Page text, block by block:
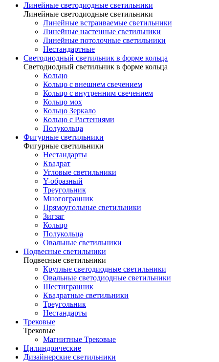
Линейные светодиодные светильники
Линейные светодиодные светильники
Линейные встраиваемые светильники
Линейные настенные светильники
Линейные потолочные светильники
Нестандартные
Светодиодный светильник в форме кольца
Светодиодный светильник в форме кольца
Кольцо
Кольцо с внешнем свечением
Кольцо с внутренним свечением
Кольцо мох
Кольцо Зеркало
Кольцо с Растениями
Полукольца
Фигурные светильники
Фигурные светильники
Нестандарты
Квадрат
Угловые светильники
Y-образный
Треугольник
Многогранник
Прямоугольные светильники
Зигзаг
Кольцо
Полукольца
Овальные светильники
Подвесные светильники
Подвесные светильники
Круглые светодиодные светильники
Овальные светодиодные светильники
Шестигранник
Квадратные светильники
Треугольник
Нестандарты
Трековые
Трековые
Магнитные Трековые
Цилиндрические
Дизайнерские светильники